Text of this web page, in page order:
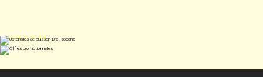
CUISSON
BRA ISOGONA